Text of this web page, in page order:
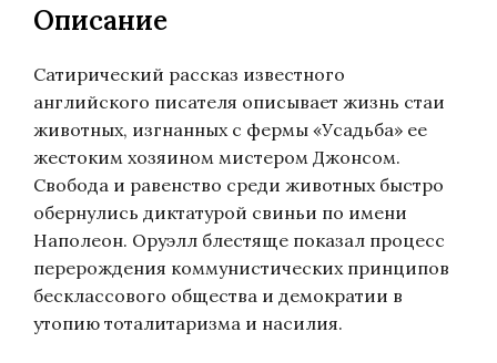
Описание
Сатирический рассказ известного
английского писателя описывает жизнь стаи
животных, изгнанных с фермы «Усадьба» ее
жестоким хозяином мистером Джонсом.
Свобода и равенство среди животных быстро
обернулись диктатурой свиньи по имени
Наполеон. Оруэлл блестяще показал процесс
перерождения коммунистических принципов
бесклассового общества и демократии в
утопию тоталитаризма и насилия.